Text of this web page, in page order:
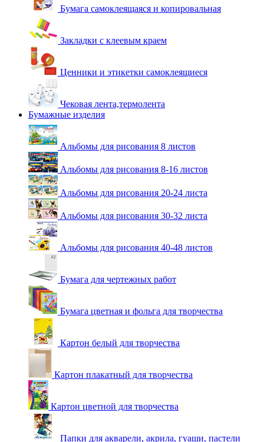
Бумага самоклеящаяся и копировальная
Закладки с клеевым краем
Ценники и этикетки самоклеящиеся
Чековая лента,термолента
Бумажные изделия
Альбомы для рисования 8 листов
Альбомы для рисования 8-16 листов
Альбомы для рисования 20-24 листа
Альбомы для рисования 30-32 листа
Альбомы для рисования 40-48 листов
Бумага для чертежных работ
Бумага цветная и фольга для творчества
Картон белый для творчества
Картон плакатный для творчества
Картон цветной для творчества
Папки для акварели, акрила, гуаши, пастели